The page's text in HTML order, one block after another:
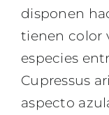
disponen
tienen color
especies
Cupressus
aspecto